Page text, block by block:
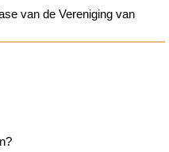
van de Vereniging van